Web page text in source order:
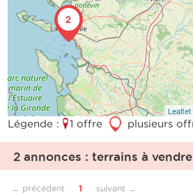
2
Leaflet
Légende : 1 offre 3 plusieurs
2 annonces : terrains à
← précédent 1 suivant →